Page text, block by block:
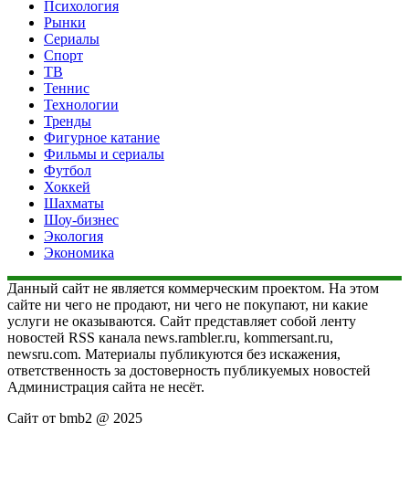
Психология
Рынки
Сериалы
Спорт
ТВ
Теннис
Технологии
Тренды
Фигурное катание
Фильмы и сериалы
Футбол
Хоккей
Шахматы
Шоу-бизнес
Экология
Экономика
Данный сайт не является коммерческим проектом. На этом
сайте ни чего не продают, ни чего не покупают, ни какие
услуги не оказываются. Сайт представляет собой ленту
новостей RSS канала news.rambler.ru, kommersant.ru,
newsru.com. Материалы публикуются без искажения,
ответственность за достоверность публикуемых новостей
Администрация сайта не несёт.
Сайт от bmb2 @ 2025